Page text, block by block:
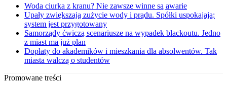
Woda ciurka z kranu? Nie zawsze winne są awarie
Upały zwiększają zużycie wody i prądu. Spółki uspokajają:
system jest przygotowany
Samorządy ćwiczą scenariusze na wypadek blackoutu. Jedno
z miast ma już plan
Dopłaty do akademików i mieszkania dla absolwentów. Tak
miasta walczą o studentów
Promowane treści